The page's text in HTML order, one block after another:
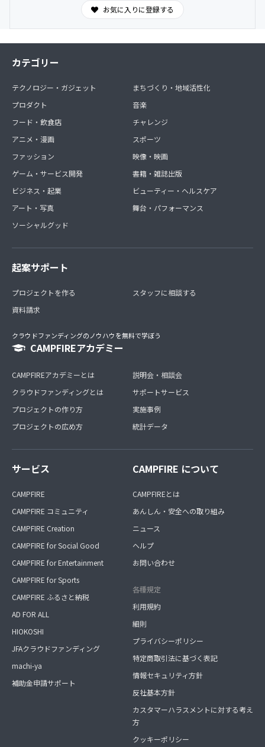
お気に入りに登録する
カテゴリー
テクノロジー・ガジェット
プロダクト
フード・飲食店
アニメ・漫画
ファッション
ゲーム・サービス開発
ビジネス・起業
アート・写真
ソーシャルグッド
まちづくり・地域活性化
音楽
チャレンジ
スポーツ
映像・映画
書籍・雑誌出版
ビューティー・ヘルスケア
舞台・パフォーマンス
起案サポート
プロジェクトを作る
資料請求
スタッフに相談する
クラウドファンディングのノウハウを無料で学ぼう
CAMPFIREアカデミー
CAMPFIREアカデミーとは
クラウドファンディングとは
プロジェクトの作り方
プロジェクトの広め方
説明会・相談会
サポートサービス
実施事例
統計データ
サービス
CAMPFIRE
CAMPFIRE コミュニティ
CAMPFIRE Creation
CAMPFIRE for Social Good
CAMPFIRE for Entertainment
CAMPFIRE for Sports
CAMPFIRE ふるさと納税
AD FOR ALL
HIOKOSHI
JFAクラウドファンディング
machi-ya
補助金申請サポート
CAMPFIRE について
CAMPFIREとは
あんしん・安全への取り組み
ニュース
ヘルプ
お問い合わせ
各種規定
利用規約
細則
プライバシーポリシー
特定商取引法に基づく表記
情報セキュリティ方針
反社基本方針
カスタマーハラスメントに対する考え
方
クッキーポリシー